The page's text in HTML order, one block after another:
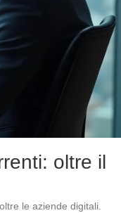
oltre il
le aziende digitali.